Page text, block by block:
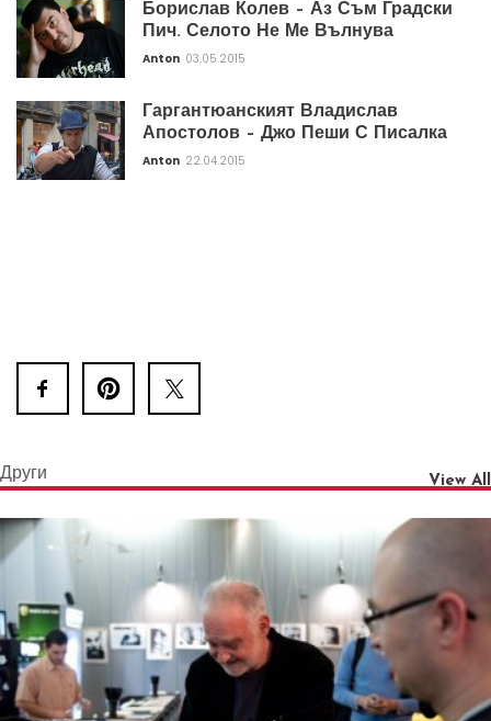
Борислав Колев – Аз Съм Градски
Пич. Селото Не Ме Вълнува
Anton 03.05.2015
Гаргантюанският Владислав
Апостолов – Джо Пеши С Писалка
Anton 22.04.2015
Други View All